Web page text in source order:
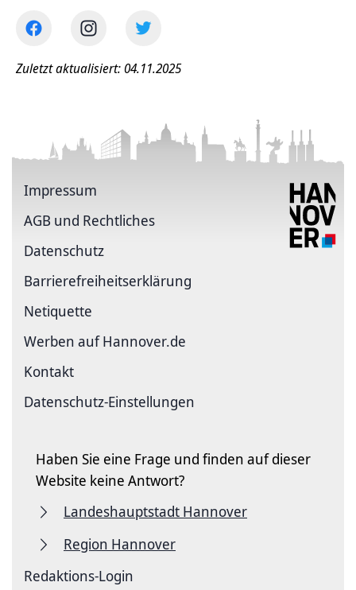
Zuletzt aktualisiert: 04.11.2025
Impressum
AGB und Rechtliches
Datenschutz
Barriere­freiheits­erklärung
Netiquette
Werben auf Hannover.de
Kontakt
Datenschutz-Einstellungen
Haben Sie eine Frage und finden auf dieser
Website keine Antwort?
Landeshauptstadt Hannover
Region Hannover
Redaktions-Login